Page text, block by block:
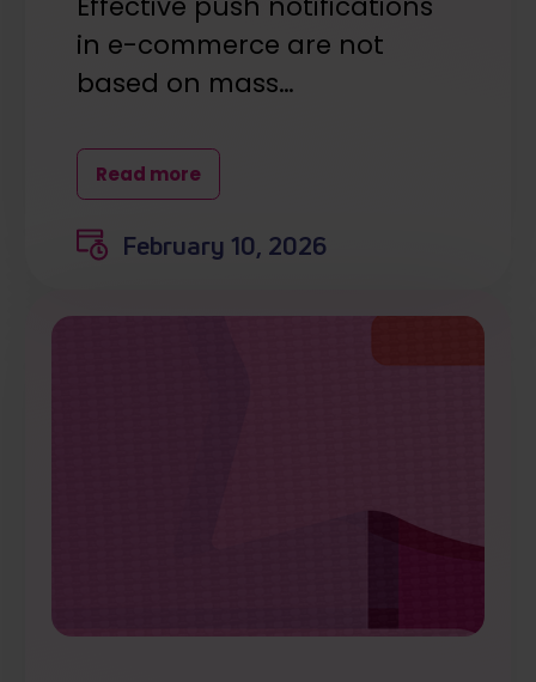
in e-commerce are not
based on mass…
Read more
February 10, 2026